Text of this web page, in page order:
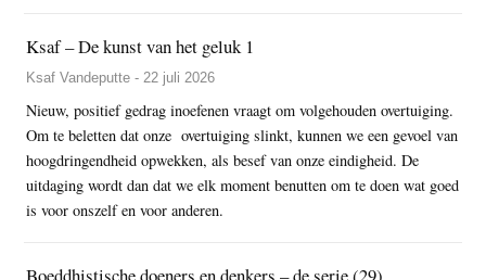
Ksaf – De kunst van het geluk 1
Ksaf Vandeputte - 22 juli 2026
Nieuw, positief gedrag inoefenen vraagt om volgehouden overtuiging.
Om te beletten dat onze overtuiging slinkt, kunnen we een gevoel van
hoogdringendheid opwekken, als besef van onze eindigheid. De
uitdaging wordt dan dat we elk moment benutten om te doen wat goed
is voor onszelf en voor anderen.
Boeddhistische doeners en denkers – de serie (29)